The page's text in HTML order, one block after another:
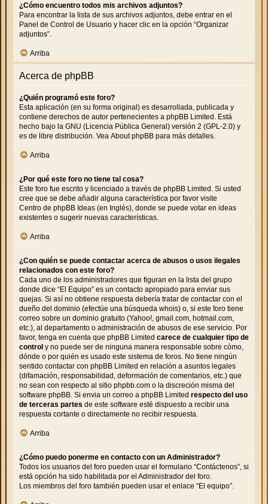
¿Cómo encuentro todos mis archivos adjuntos?
Para encontrar la lista de sus archivos adjuntos, debe entrar en el
Panel de Control de Usuario y hacer clic en la opción “Organizar
adjuntos”.
Arriba
Acerca de phpBB
¿Quién programó este foro?
Esta aplicación (en su forma original) es desarrollada, publicada y
contiene derechos de autor pertenecientes a phpBB Limited . Está
hecho bajo la GNU (Licencia Pública General) versión 2 (GPL-2.0) y
es de libre distribución. Vea About phpBB para más detalles.
Arriba
¿Por qué este foro no tiene tal cosa?
Este foro fue escrito y licenciado a través de phpBB Limited. Si usted
cree que se debe añadir alguna característica por favor visite
Centro de phpBB Ideas (en Inglés), donde se puede votar en ideas
existentes o sugerir nuevas características.
Arriba
¿Con quién se puede contactar acerca de abusos o usos ilegales
relacionados con este foro?
Cada uno de los administradores que figuran en la lista del grupo
donde dice “El Equipo” es un contacto apropiado para enviar sus
quejas. Si así no obtiene respuesta debería tratar de contactar con el
dueño del dominio (efectúe una búsqueda whois) o, si este foro tiene
correo sobre un dominio gratuito (Yahoo!, gmail.com, hotmail.com,
etc.), al departamento o administración de abusos de ese servicio. Por
favor, tenga en cuenta que phpBB Limited carece de cualquier tipo de
control y no puede ser de ninguna manera responsable sobre cómo,
dónde o por quién es usado este sistema de foros. No tiene ningún
sentido contactar con phpBB Limited en relación a asuntos legales
(difamación, responsabilidad, deformación de comentarios, etc.) que
no sean con respecto al sitio phpbb.com o la discreción misma del
software phpBB. Si envia un correo a phpBB Limited respecto del uso
de terceras partes de este software esté dispuesto a recibir una
respuesta cortante o directamente no recibir respuesta.
Arriba
¿Cómo puedo ponerme en contacto con un Administrador?
Todos los usuarios del foro pueden usar el formulario “Contáctenos”, si
está opción ha sido habilitada por el Administrador del foro.
Los miembros del foro también pueden usar el enlace “El equipo”.